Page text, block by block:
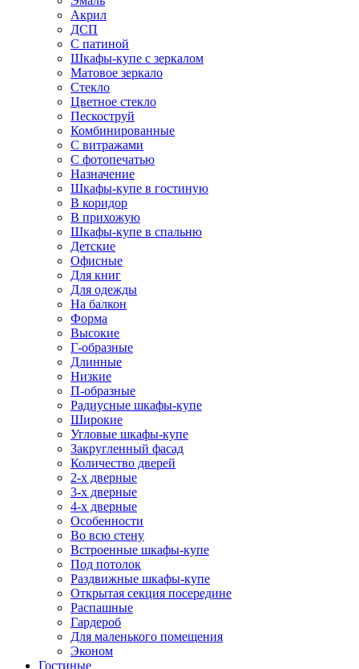
Акрил
ДСП
С патиной
Шкафы-купе с зеркалом
Матовое зеркало
Стекло
Цветное стекло
Пескоструй
Комбинированные
С витражами
С фотопечатью
Назначение
Шкафы-купе в гостиную
В коридор
В прихожую
Шкафы-купе в спальню
Детские
Офисные
Для книг
Для одежды
На балкон
Форма
Высокие
Г-образные
Длинные
Низкие
П-образные
Радиусные шкафы-купе
Широкие
Угловые шкафы-купе
Закругленный фасад
Количество дверей
2-х дверные
3-х дверные
4-х дверные
Особенности
Во всю стену
Встроенные шкафы-купе
Под потолок
Раздвижные шкафы-купе
Открытая секция посередине
Распашные
Гардероб
Для маленького помещения
Эконом
Гостиные